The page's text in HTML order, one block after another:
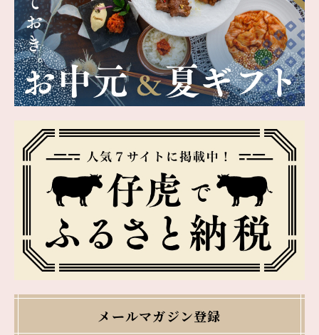
メールマガジン登録